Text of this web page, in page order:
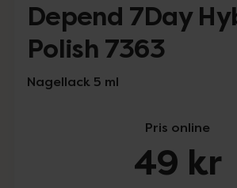
Depend 7Day
Polish 7363
Nagellack 5 ml
Pris online
49 kr